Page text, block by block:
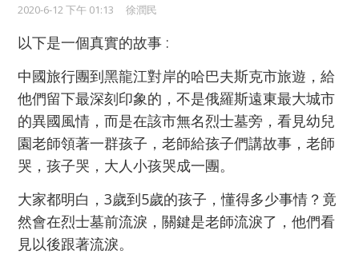
2020-6-12 下午 01:13 徐潤民
以下是一個真實的故事 :
中國旅行團到黑龍江對岸的哈巴夫斯克市旅遊，給
他們留下最深刻印象的，不是俄羅斯遠東最大城市
的異國風情，而是在該市無名烈士墓旁，看見幼兒
園老師領著一群孩子，老師給孩子們講故事，老師
哭，孩子哭，大人小孩哭成一團。
大家都明白，3歲到5歲的孩子，懂得多少事情？竟
然會在烈士墓前流淚，關鍵是老師流淚了，他們看
見以後跟著流淚。